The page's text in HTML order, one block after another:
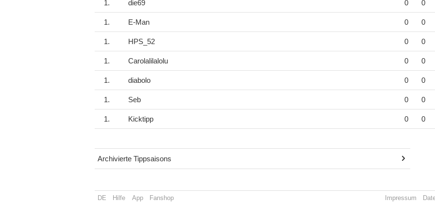
1. die69 0 0
1. E-Man 0 0
1. HPS_52 0 0
1. Carolalilalolu 0 0
1. diabolo 0 0
1. Seb 0 0
1. Kicktipp 0 0
Archivierte Tippsaisons
DE Hilfe App Fanshop Impressum